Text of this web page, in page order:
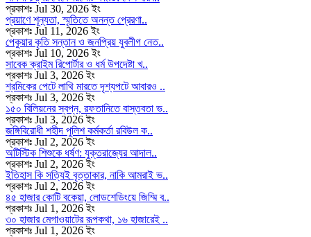
প্রকাশঃ Jul 30, 2026 ইং
প্রয়াণে শূন্যতা, স্মৃতিতে অনন্ত প্রেরণা..
প্রকাশঃ Jul 11, 2026 ইং
পেকুয়ার কৃতি সন্তান ও জনপ্রিয় যুবলীগ নেত..
প্রকাশঃ Jul 10, 2026 ইং
সাবেক ক্রাইম রিপোর্টার ও ধর্ম উপদেষ্টা খ..
প্রকাশঃ Jul 3, 2026 ইং
শ্রমিকের পেটে লাথি মারতে দৃশ্যপটে আবারও ..
প্রকাশঃ Jul 3, 2026 ইং
১৫০ বিলিয়নের স্বপ্ন, রফতানিতে বাস্তবতা ভ..
প্রকাশঃ Jul 3, 2026 ইং
জঙ্গিবিরোধী শহীদ পুলিশ কর্মকর্তা রবিউল ক..
প্রকাশঃ Jul 2, 2026 ইং
অটিস্টিক শিশুকে ধর্ষণ: যুক্তরাজ্যের আদাল..
প্রকাশঃ Jul 2, 2026 ইং
ইতিহাস কি সত্যিই বৃত্তাকার, নাকি আমরাই ভ..
প্রকাশঃ Jul 2, 2026 ইং
৪৫ হাজার কোটি বকেয়া, লোডশেডিংয়ে জিম্মি ব..
প্রকাশঃ Jul 1, 2026 ইং
৩০ হাজার মেগাওয়াটের রূপকথা, ১৬ হাজারেই ..
প্রকাশঃ Jul 1, 2026 ইং